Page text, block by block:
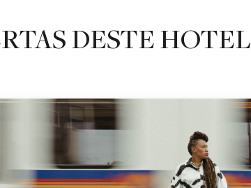
DESTE HOTEL